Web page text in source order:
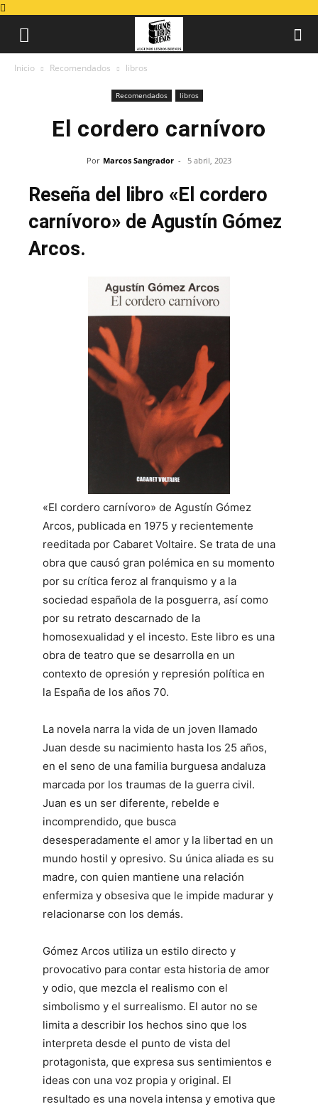
Inicio Recomendados libros
Recomendados libros
El cordero carnívoro
Por Marcos Sangrador - 5 abril, 2023
Reseña del libro «El cordero
carnívoro» de Agustín Gómez
Arcos.
«El cordero carnívoro» de Agustín Gómez
Arcos, publicada en 1975 y recientemente
reeditada por Cabaret Voltaire. Se trata de una
obra que causó gran polémica en su momento
por su crítica feroz al franquismo y a la
sociedad española de la posguerra, así como
por su retrato descarnado de la
homosexualidad y el incesto. Este libro es una
obra de teatro que se desarrolla en un
contexto de opresión y represión política en
la España de los años 70.
La novela narra la vida de un joven llamado
Juan desde su nacimiento hasta los 25 años,
en el seno de una familia burguesa andaluza
marcada por los traumas de la guerra civil.
Juan es un ser diferente, rebelde e
incomprendido, que busca
desesperadamente el amor y la libertad en un
mundo hostil y opresivo. Su única aliada es su
madre, con quien mantiene una relación
enfermiza y obsesiva que le impide madurar y
relacionarse con los demás.
Gómez Arcos utiliza un estilo directo y
provocativo para contar esta historia de amor
y odio, que mezcla el realismo con el
simbolismo y el surrealismo. El autor no se
limita a describir los hechos sino que los
interpreta desde el punto de vista del
protagonista, que expresa sus sentimientos e
ideas con una voz propia y original. El
resultado es una novela intensa y emotiva que